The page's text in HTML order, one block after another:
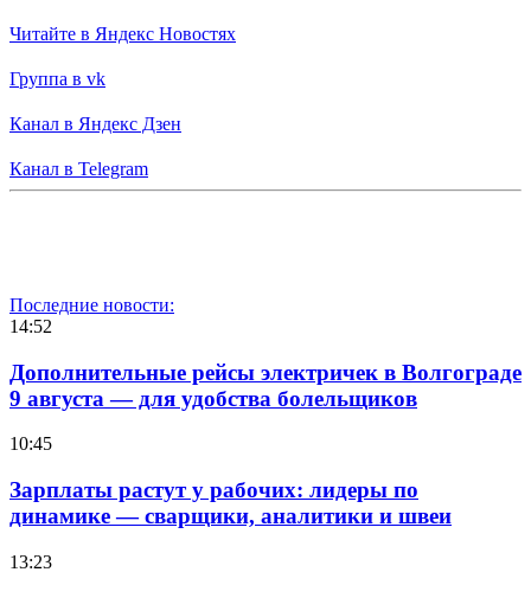
Читайте в Яндекс Новостях
Группа в vk
Канал в Яндекс Дзен
Канал в Telegram
Последние новости:
14:52
Дополнительные рейсы электричек в Волгограде
9 августа — для удобства болельщиков
10:45
Зарплаты растут у рабочих: лидеры по
динамике — сварщики, аналитики и швеи
13:23